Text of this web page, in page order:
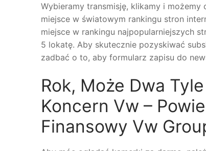
Wybieramy transmisję, klikamy i możemy
miejsce w światowym rankingu stron
miejsce w rankingu najpopularniejszych
5 lokatę. Aby skutecznie pozyskiwać
zadbać o to, aby formularz zapisu do
Rok, Może Dwa
Koncern Vw –
Finansowy Vw